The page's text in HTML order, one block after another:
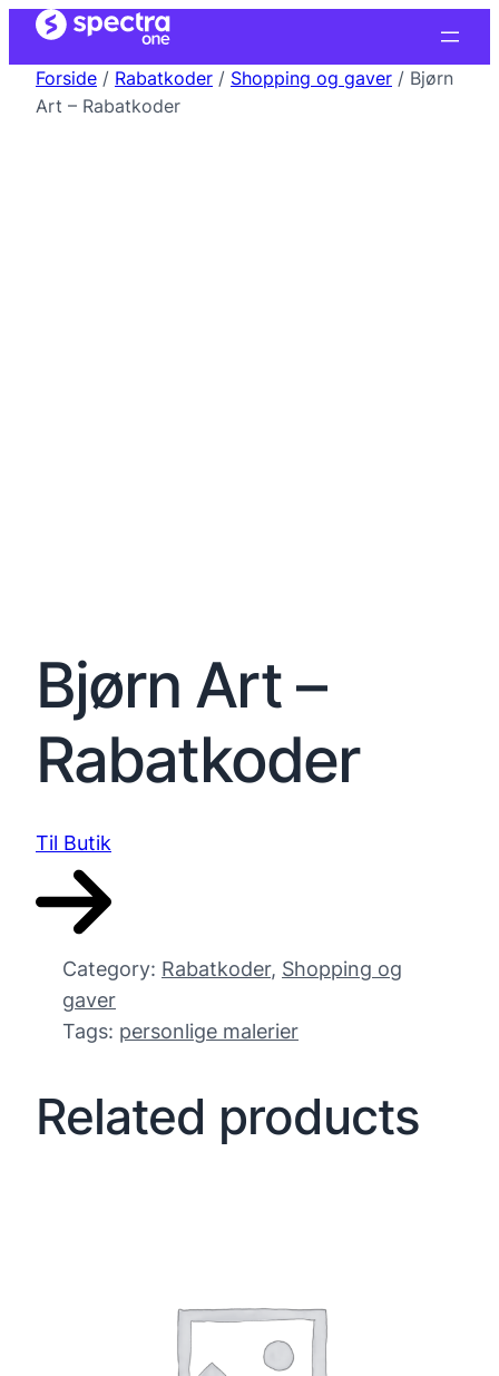
Forside / Rabatkoder / Shopping og gaver / Bjørn
Art – Rabatkoder
Bjørn Art –
Rabatkoder
Til Butik
Category: Rabatkoder, Shopping og
gaver
Tags: personlige malerier
Related products